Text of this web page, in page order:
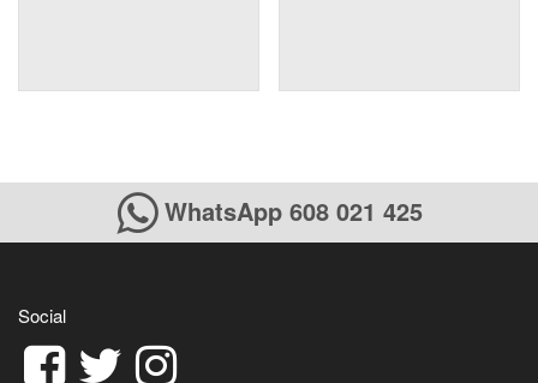
WhatsApp 608 021 425
Social